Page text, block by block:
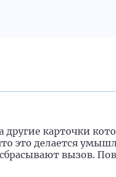
карточки
это делается
вызов.